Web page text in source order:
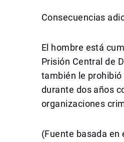
Consecuencias
El hombre está
Prisión Central de
también le
durante dos años
organizaciones
(Fuente basada en